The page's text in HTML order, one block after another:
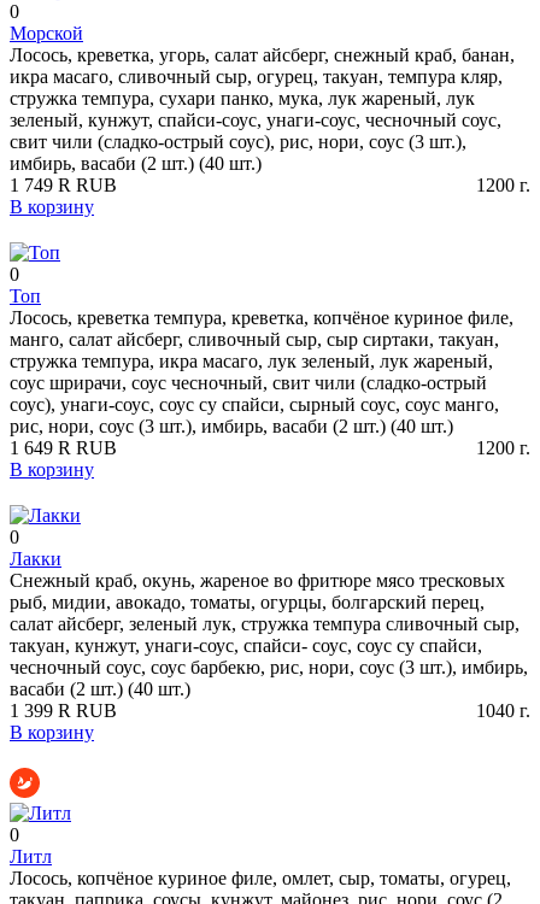
0
Морской
Лосось, креветка, угорь, салат айсберг, снежный краб, банан,
икра масаго, сливочный сыр, огурец, такуан, темпура кляр,
стружка темпура, сухари панко, мука, лук жареный, лук
зеленый, кунжут, спайси-соус, унаги-соус, чесночный соус,
свит чили (сладко-острый соус), рис, нори, соус (3 шт.),
имбирь, васаби (2 шт.) (40 шт.)
1 749 R RUB 1200 г.
В корзину
0
Топ
Лосось, креветка темпура, креветка, копчёное куриное филе,
манго, салат айсберг, сливочный сыр, сыр сиртаки, такуан,
стружка темпура, икра масаго, лук зеленый, лук жареный,
соус шрирачи, соус чесночный, свит чили (сладко-острый
соус), унаги-соус, соус су спайси, сырный соус, соус манго,
рис, нори, соус (3 шт.), имбирь, васаби (2 шт.) (40 шт.)
1 649 R RUB 1200 г.
В корзину
0
Лакки
Снежный краб, окунь, жареное во фритюре мясо тресковых
рыб, мидии, авокадо, томаты, огурцы, болгарский перец,
салат айсберг, зеленый лук, стружка темпура сливочный сыр,
такуан, кунжут, унаги-соус, спайси- соус, соус су спайси,
чесночный соус, соус барбекю, рис, нори, соус (3 шт.), имбирь,
васаби (2 шт.) (40 шт.)
1 399 R RUB 1040 г.
В корзину
0
Литл
Лосось, копчёное куриное филе, омлет, сыр, томаты, огурец,
такуан, паприка, соусы, кунжут, майонез, рис, нори, соус (2